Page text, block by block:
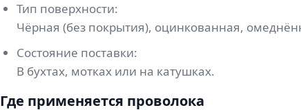
Тип поверхности:
Чёрная (без покрытия), оцинкованная,
Состояние поставки:
В бухтах, мотках или на катушках.
Где применяется проволока